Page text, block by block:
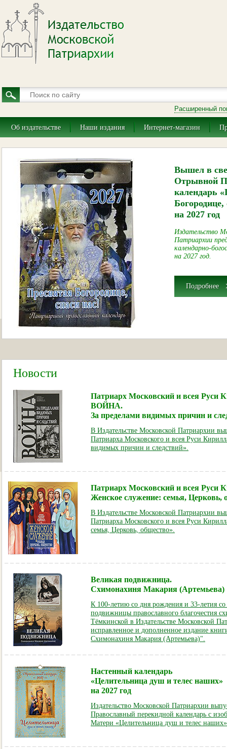
Расширенный
Об издательстве Наши издания Интернет-магазин
Вышел в
Отрывной
календарь
Богородице,
на 2027 год
Издательство
Патриархии
календарно-
на 2027 год.
Подробнее
Новости
Патриарх Московский и всея Руси
ВОЙНА.
За пределами видимых причин и
В Издательстве Московской Патриархии
Патриарха Московского и всея Руси
видимых причин и следствий».
Патриарх Московский и всея Руси
Женское служение: семья, Церковь,
В Издательстве Московской Патриархии
Патриарха Московского и всея Руси
семья, Церковь, общество».
Великая подвижница.
Схимонахиня Макария (Артемьева)
К 100-летию со дня рождения и 33-летия со
подвижницы православного благочестия
Тёмкинской в Издательстве Московской
исправленное и дополненное издание
Схимонахиня Макария (Артемьева)".
Настенный календарь
«Целительница душ и телес наших»
на 2027 год
Издательство Московской Патриархии
Православный перекидной календарь с
Матери «Целительница душ и телес